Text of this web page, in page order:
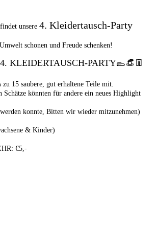
findet unsere 4. Kleidertausch-Party
schonen und Freude schenken!
KLEIDERTAUSCH-PARTY🥿👒👖
15 saubere, gut erhaltene Teile mit.
Schätze könnten für andere ein neues Highlight
konnte, Bitten wir wieder mitzunehmen)
& Kinder)
€5,-